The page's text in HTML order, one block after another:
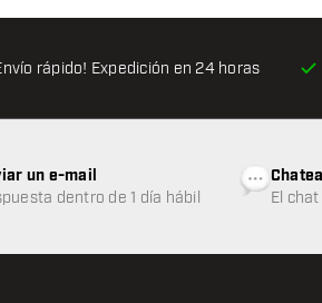
rápido! Expedición en 24 horas
un e-mail
dentro de 1 día hábil El